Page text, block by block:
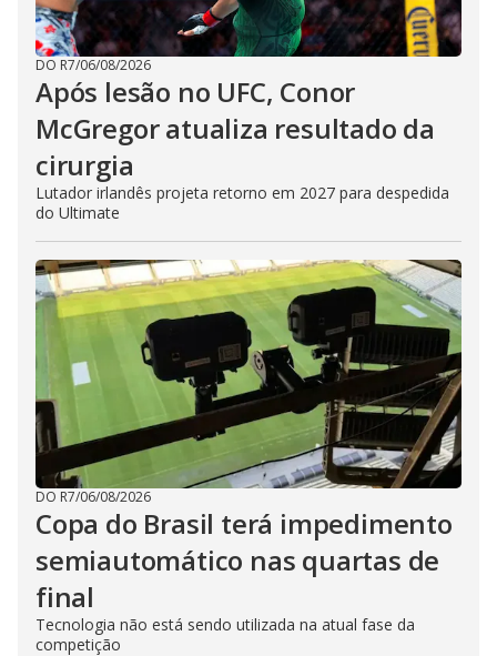
DO R7/06/08/2026
Após lesão no UFC, Conor
McGregor atualiza resultado da
cirurgia
Lutador irlandês projeta retorno em 2027 para despedida
do Ultimate
DO R7/06/08/2026
Copa do Brasil terá impedimento
semiautomático nas quartas de
final
Tecnologia não está sendo utilizada na atual fase da
competição